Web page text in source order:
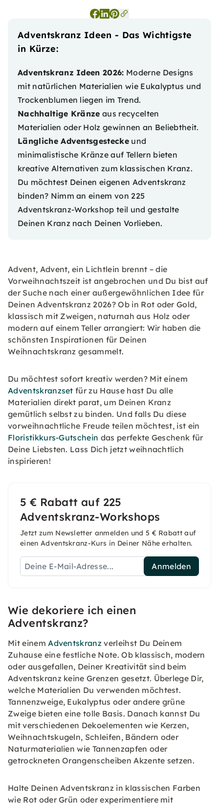
Adventskranz Ideen - Das Wichtigste
in Kürze:
Adventskranz Ideen 2026: Moderne Designs
mit natürlichen Materialien wie Eukalyptus und
Trockenblumen liegen im Trend.
Nachhaltige Kränze aus recycelten
Materialien oder Holz gewinnen an Beliebtheit.
Längliche Adventsgestecke und
minimalistische Kränze auf Tellern bieten
kreative Alternativen zum klassischen Kranz.
Du möchtest Deinen eigenen Adventskranz
binden? Nimm an einem von 225
Adventskranz-Workshop teil und gestalte
Deinen Kranz nach Deinen Vorlieben.
Advent, Advent, ein Lichtlein brennt – die
Vorweihnachtszeit ist angebrochen und Du bist auf
der Suche nach einer außergewöhnlichen Idee für
Deinen Adventskranz 2026? Ob in Rot oder Gold,
klassisch mit Zweigen, naturnah aus Holz oder
modern auf einem Teller arrangiert: Wir haben die
schönsten Inspirationen für Deinen
Weihnachtskranz gesammelt.
Du möchtest sofort kreativ werden? Mit einem
Adventskranzset für zu Hause hast Du alle
Materialien direkt parat, um Deinen Kranz
gemütlich selbst zu binden. Und falls Du diese
vorweihnachtliche Freude teilen möchtest, ist ein
Floristikkurs-Gutschein das perfekte Geschenk für
Deine Liebsten. Lass Dich jetzt weihnachtlich
inspirieren!
5 € Rabatt auf 225
Adventskranz-Workshops
Jetzt zum Newsletter anmelden und 5 € Rabatt auf
einen Adventskranz-Kurs in Deiner Nähe erhalten.
Anmelden
Wie dekoriere ich einen
Adventskranz?
Mit einemAdventskranz verleihst Du Deinem
Zuhause eine festliche Note. Ob klassisch, modern
oder ausgefallen, Deiner Kreativität sind beim
Adventskranz keine Grenzen gesetzt. Überlege Dir,
welche Materialien Du verwenden möchtest.
Tannenzweige, Eukalyptus oder andere grüne
Zweige bieten eine tolle Basis. Danach kannst Du
mit verschiedenen Dekoelementen wie Kerzen,
Weihnachtskugeln, Schleifen, Bändern oder
Naturmaterialien wie Tannenzapfen oder
getrockneten Orangenscheiben Akzente setzen.
Halte Deinen Adventskranz in klassischen Farben
wie Rot oder Grün oder experimentiere mit